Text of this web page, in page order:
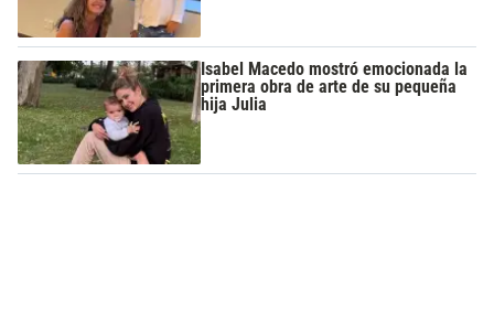
Isabel Macedo mostró emocionada la
primera obra de arte de su pequeña
hija Julia